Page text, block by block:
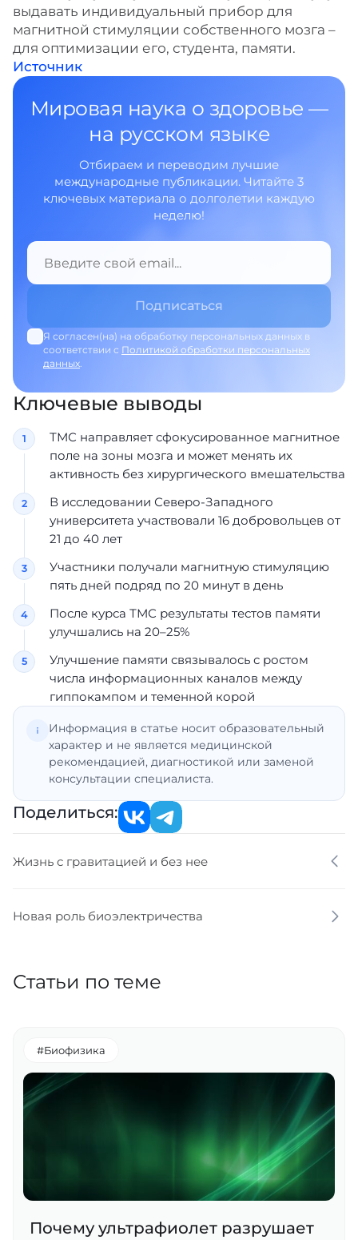
выдавать индивидуальный прибор для
магнитной стимуляции собственного мозга –
для оптимизации его, студента, памяти.
Источник
Мировая наука о здоровье —
на русском языке
Отбираем и переводим лучшие
международные публикации. Читайте 3
ключевых материала о долголетии каждую
неделю!
Я согласен(на) на обработку персональных данных в
соответствии с Политикой обработки персональных
данных.
Ключевые выводы
ТМС направляет сфокусированное магнитное
поле на зоны мозга и может менять их
активность без хирургического вмешательства
В исследовании Северо-Западного
университета участвовали 16 добровольцев от
21 до 40 лет
Участники получали магнитную стимуляцию
пять дней подряд по 20 минут в день
После курса ТМС результаты тестов памяти
улучшались на 20–25%
Улучшение памяти связывалось с ростом
числа информационных каналов между
гиппокампом и теменной корой
Информация в статье носит образовательный
характер и не является медицинской
рекомендацией, диагностикой или заменой
консультации специалиста.
Поделиться:
Жизнь с гравитацией и без нее
Новая роль биоэлектричества
Статьи по теме
#Биофизика
Почему ультрафиолет разрушает